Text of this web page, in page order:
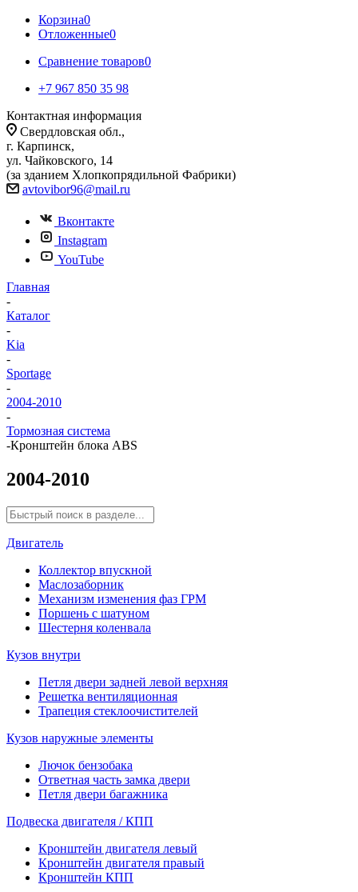
Корзина0
Отложенные0
Сравнение товаров0
+7 967 850 35 98
Контактная информация
Свердловская обл.,
г. Карпинск,
ул. Чайковского, 14
(за зданием Хлопкопрядильной Фабрики)
avtovibor96@mail.ru
Вконтакте
Instagram
YouTube
Главная
-
Каталог
-
Kia
-
Sportage
-
2004-2010
-
Тормозная система
-Кронштейн блока ABS
2004-2010
Двигатель
Коллектор впускной
Маслозаборник
Механизм изменения фаз ГРМ
Поршень с шатуном
Шестерня коленвала
Кузов внутри
Петля двери задней левой верхняя
Решетка вентиляционная
Трапеция стеклоочистителей
Кузов наружные элементы
Лючок бензобака
Ответная часть замка двери
Петля двери багажника
Подвеска двигателя / КПП
Кронштейн двигателя левый
Кронштейн двигателя правый
Кронштейн КПП